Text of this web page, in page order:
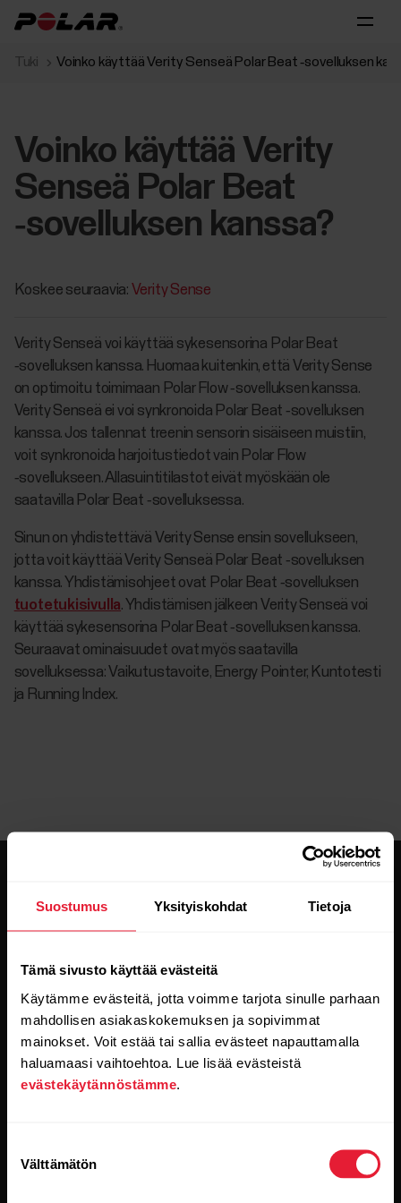
Suostumus Yksityiskohdat Tietoja
Tämä sivusto käyttää evästeitä
Käytämme evästeitä, jotta voimme tarjota sinulle parhaan
mahdollisen asiakaskokemuksen ja sopivimmat
mainokset. Voit estää tai sallia evästeet napauttamalla
haluamaasi vaihtoehtoa. Lue lisää evästeistä
evästekäytännöstämme
valinta
Välttämätön
Tuki Voinko käyttää Verity Senseä Polar Beat ‑sovelluksen
Voinko käyttää Verity
Senseä Polar Beat
‑sovelluksen kanssa?
Koskee seuraavia: Verity Sense
Verity Senseä voi käyttää sykesensorina Polar Beat
‑sovelluksen kanssa. Huomaa kuitenkin, että Verity Sense
on optimoitu toimimaan Polar Flow ‑sovelluksen kanssa.
Verity Senseä ei voi synkronoida Polar Beat ‑sovelluksen
kanssa. Jos tallennat treenin sensorin sisäiseen muistiin,
voit synkronoida harjoitustiedot vain Polar Flow
‑sovellukseen. Allasuintitilastot eivät myöskään ole
saatavilla Polar Beat ‑sovelluksessa.
Sinun on yhdistettävä Verity Sense ensin sovellukseen,
jotta voit käyttää Verity Senseä Polar Beat ‑sovelluksen
kanssa. Yhdistämisohjeet ovat Polar Beat ‑sovelluksen
tuotetukisivulla. Yhdistämisen jälkeen Verity Senseä voi
käyttää sykesensorina Polar Beat ‑sovelluksen kanssa.
Seuraavat ominaisuudet ovat myös saatavilla
sovelluksessa: Vaikutustavoite, Energy Pointer, Kuntotesti
ja Running Index.
Pysy ajan tasalla.
Tilaa uutiskirjeemme, niin saat
uusinta tietoa suoraan sähköpostiisi.